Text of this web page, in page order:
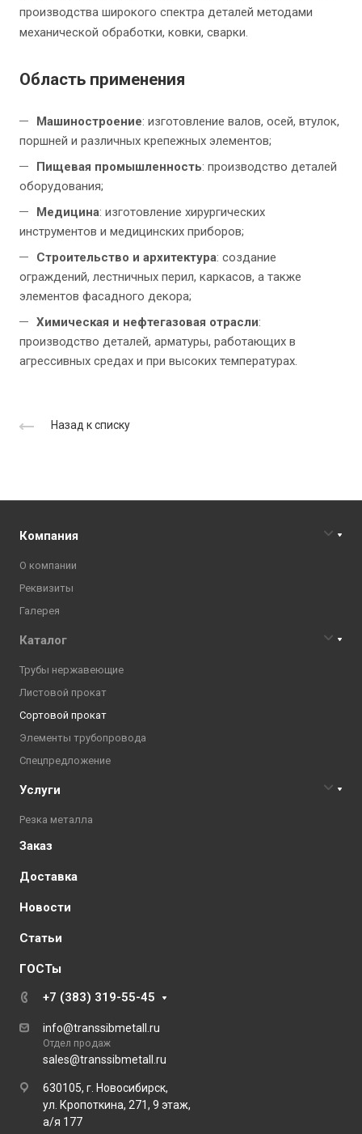
производства широкого спектра деталей методами
механической обработки, ковки, сварки.
Область применения
Машиностроение: изготовление валов, осей, втулок,
поршней и различных крепежных элементов;
Пищевая промышленность: производство деталей
оборудования;
Медицина: изготовление хирургических
инструментов и медицинских приборов;
Строительство и архитектура: создание
ограждений, лестничных перил, каркасов, а также
элементов фасадного декора;
Химическая и нефтегазовая отрасли:
производство деталей, арматуры, работающих в
агрессивных средах и при высоких температурах.
Назад к списку
Компания
О компании
Реквизиты
Галерея
Каталог
Трубы нержавеющие
Листовой прокат
Сортовой прокат
Элементы трубопровода
Спецпредложение
Услуги
Резка металла
Заказ
Доставка
Новости
Статьи
ГОСТы
+7 (383) 319-55-45
info@transsibmetall.ru
Отдел продаж
sales@transsibmetall.ru
630105, г. Новосибирск,
ул. Кропоткина, 271, 9 этаж,
а/я 177